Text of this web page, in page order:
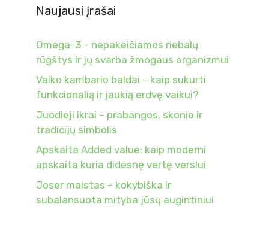
Naujausi įrašai
Omega-3 – nepakeičiamos riebalų
rūgštys ir jų svarba žmogaus organizmui
Vaiko kambario baldai – kaip sukurti
funkcionalią ir jaukią erdvę vaikui?
Juodieji ikrai – prabangos, skonio ir
tradicijų simbolis
Apskaita Added value: kaip moderni
apskaita kuria didesnę vertę verslui
Joser maistas – kokybiška ir
subalansuota mityba jūsų augintiniui